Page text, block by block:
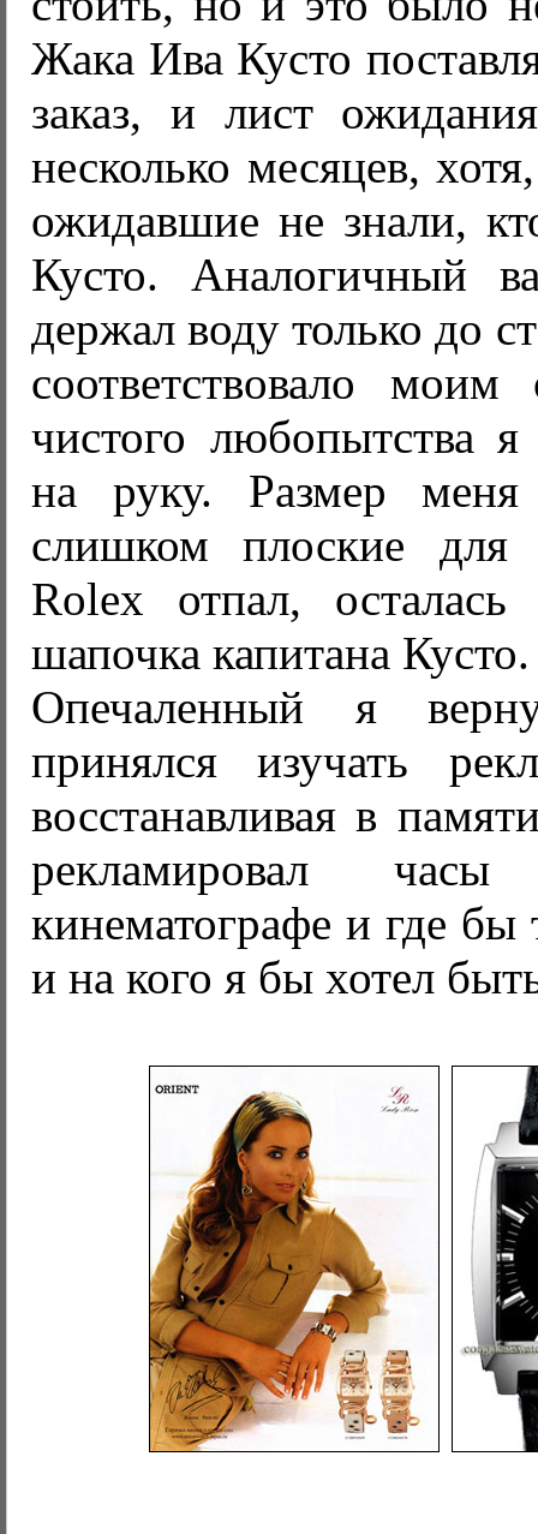
Жака Ива Кусто
заказ, и лист
несколько месяцев,
ожидавшие не знали,
Кусто. Аналогичный
держал воду только до
соответствовало
чистого любопытства
на руку. Размер меня
слишком плоские для
Rolex отпал, осталась
шапочка капитана Кусто.
Опечаленный я
принялся изучать
восстанавливая в
рекламировал
кинематографе и где
и на кого я бы хотел